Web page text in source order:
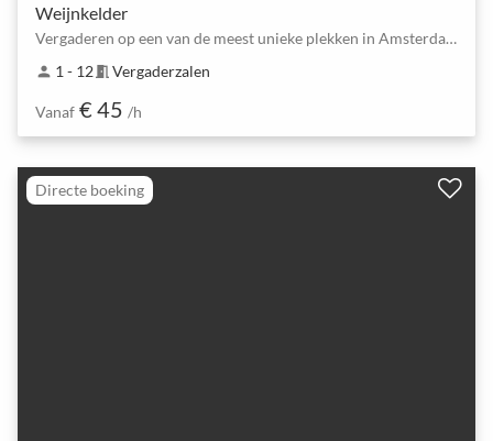
Weijnkelder
Vergaderen op een van de meest unieke plekken in Amsterdam met voldoende parkeergelegenheid?
person 1 - 12meeting_room Vergaderzalen
Vanaf € 45 /h
Directe boeking